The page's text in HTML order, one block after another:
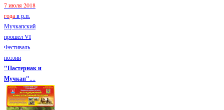
7 июля 2018
годав р.п.
Мучкапский
прошел VI
Фестиваль
поэзии
"Пастернак и
Мучкап"....